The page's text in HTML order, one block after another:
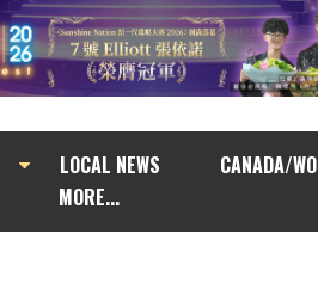
LOCAL NEWS
CANADA/
MORE...